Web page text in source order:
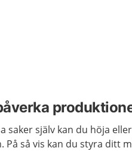
saker själv kan du höja
så vis kan du styra ditt